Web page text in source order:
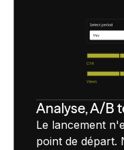
Analyse, A/B
Le lancement
point de départ.